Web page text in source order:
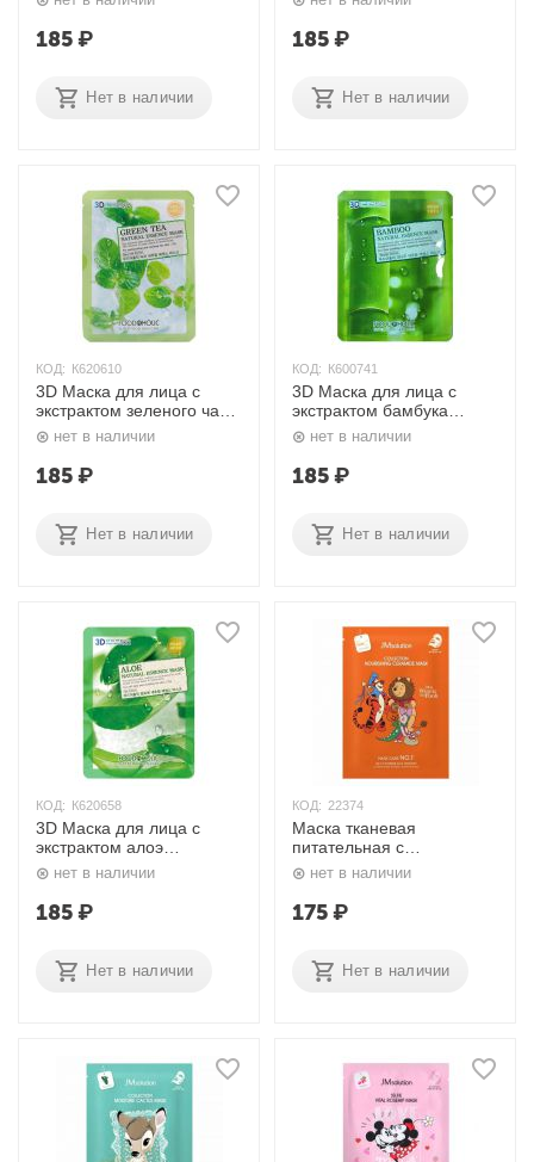
MASK #RED GINSENG 5
шт. х 25 гр. FOODAHOLIC
185₽
Нет в наличии
#ALOE 5 шт. х 25 гр.
FOODAHOLIC
185₽
Нет в наличии
КОД: К620610
3D Маска для лица с
экстрактом зеленого чая
NATURAL ESSENCE
MASK #GREEN TEA 5 шт.
х 23 гр. FOODAHOLIC
нет в наличии
185₽
Нет в наличии
КОД: К600741
3D Маска для лица с
экстрактом бамбука
NATURAL ESSENCE
MASK #BAMBOO 5 шт. х
23 гр. FOODAHOLIC
нет в наличии
185₽
Нет в наличии
КОД: К620658
3D Маска для лица с
экстрактом алоэ
NATURAL ESSENCE
MASK #ALOE 5 шт. х 23
гр. FOODAHOLIC
нет в наличии
185₽
Нет в наличии
КОД: 22374
Маска тканевая
питательная с
церамидами Disney
Collection Nourishing
Ceramide Mask 30 мл
JMsolution
нет в наличии
175₽
Нет в наличии